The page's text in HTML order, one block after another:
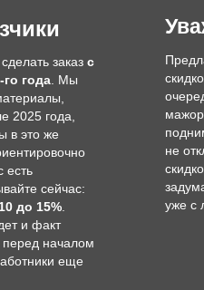
заказ с
года . Мы
2025 года,
в это же
есть
сейчас:
до 15%
и факт
перед началом
еще
не
уже с